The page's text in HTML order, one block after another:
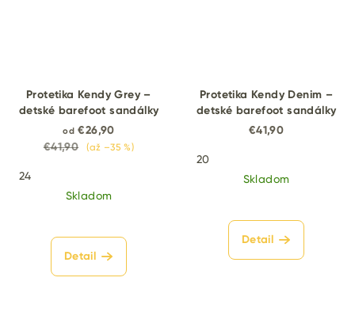
Protetika Kendy Grey –
detské barefoot sandálky
od €26,90
€41,90
(až –35 %)
24
Skladom
Detail
Protetika Kendy Denim –
detské barefoot sandálky
€41,90
20
Skladom
Detail